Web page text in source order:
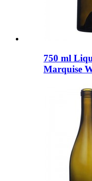
750 ml
Marquise